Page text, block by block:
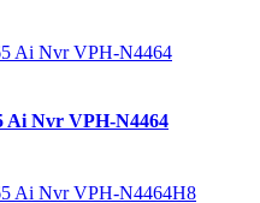
Ai Nvr VPH-N4464